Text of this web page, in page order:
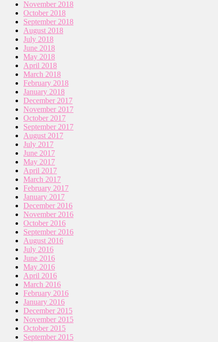
November 2018
October 2018
September 2018
August 2018
July 2018
June 2018
May 2018
April 2018
March 2018
February 2018
January 2018
December 2017
November 2017
October 2017
September 2017
August 2017
July 2017
June 2017
May 2017
April 2017
March 2017
February 2017
January 2017
December 2016
November 2016
October 2016
September 2016
August 2016
July 2016
June 2016
May 2016
April 2016
March 2016
February 2016
January 2016
December 2015
November 2015
October 2015
September 2015